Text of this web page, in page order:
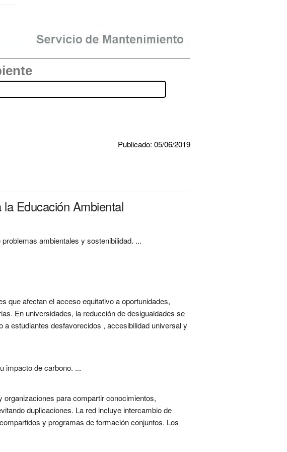
Publicado: 05/06/2019
Educación Ambiental
ambientales y sostenibilidad. ...
que afectan el acceso equitativo a oportunidades,
En universidades, la reducción de desigualdades se
estudiantes desfavorecidos , accesibilidad universal y
impacto de carbono. ...
para compartir conocimientos,
duplicaciones. La red incluye intercambio de
y programas de formación conjuntos. Los